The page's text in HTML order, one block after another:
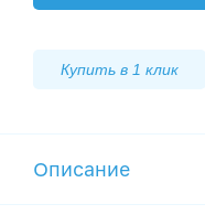
Купить в 1 клик
Описание